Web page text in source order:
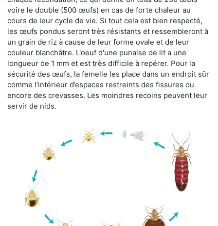
voire le double (500 œufs) en cas de forte chaleur au
cours de leur cycle de vie. Si tout cela est bien respecté,
les œufs pondus seront très résistants et ressembleront à
un grain de riz à cause de leur forme ovale et de leur
couleur blanchâtre. L'oeuf d'une punaise de lit a une
longueur de 1 mm et est très difficile à repérer. Pour la
sécurité des œufs, la femelle les place dans un endroit sûr
comme l’intérieur d’espaces restreints des fissures ou
encore des crevasses. Les moindres recoins peuvent leur
servir de nids.